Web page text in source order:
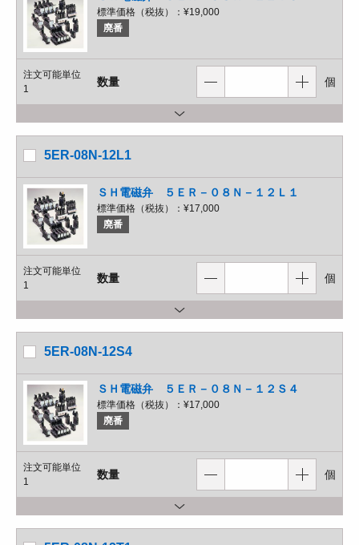
標準価格（税抜）： ¥19,000
廃番
注文可能単位
1
数量 個
5ER-08N-12L1
ＳＨ電磁弁 ５ＥＲ－０８Ｎ－１２Ｌ１
標準価格（税抜）： ¥17,000
廃番
注文可能単位
1
数量 個
5ER-08N-12S4
ＳＨ電磁弁 ５ＥＲ－０８Ｎ－１２Ｓ４
標準価格（税抜）： ¥17,000
廃番
注文可能単位
1
数量 個